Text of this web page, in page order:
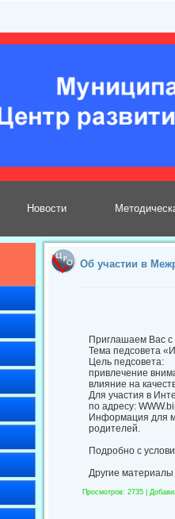
Новости
Об участии в
Приглашаем Вас с
Тема педсовета
Цель педсовета:
привлечение
влияние на
Для участия в
по адресу:
Информация для
родителей.
Подробно с
Другие материалы
Просмотров: 2735 |